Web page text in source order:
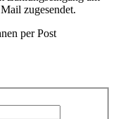
zugesendet.
per Post